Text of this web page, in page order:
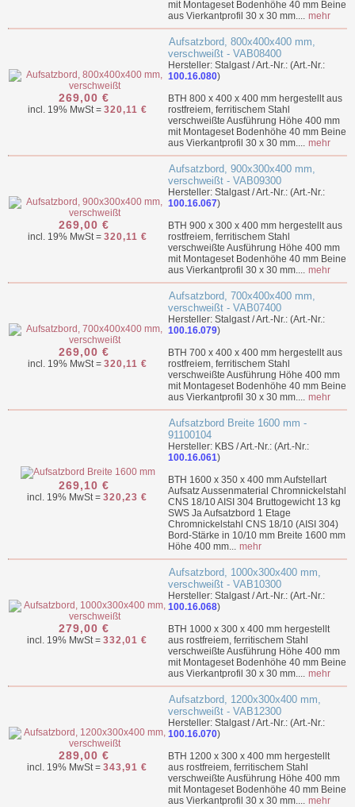
mit Montageset Bodenhöhe 40 mm Beine
aus Vierkantprofil 30 x 30 mm.... mehr
269,00 €
incl. 19% MwSt = 320,11 €
Aufsatzbord, 800x400x400 mm,
verschweißt - VAB08400
Hersteller: Stalgast / Art.-Nr.: (Art.-Nr.:
100.16.080)
BTH 800 x 400 x 400 mm hergestellt aus
rostfreiem, ferritischem Stahl
verschweißte Ausführung Höhe 400 mm
mit Montageset Bodenhöhe 40 mm Beine
aus Vierkantprofil 30 x 30 mm.... mehr
269,00 €
incl. 19% MwSt = 320,11 €
Aufsatzbord, 900x300x400 mm,
verschweißt - VAB09300
Hersteller: Stalgast / Art.-Nr.: (Art.-Nr.:
100.16.067)
BTH 900 x 300 x 400 mm hergestellt aus
rostfreiem, ferritischem Stahl
verschweißte Ausführung Höhe 400 mm
mit Montageset Bodenhöhe 40 mm Beine
aus Vierkantprofil 30 x 30 mm.... mehr
269,00 €
incl. 19% MwSt = 320,11 €
Aufsatzbord, 700x400x400 mm,
verschweißt - VAB07400
Hersteller: Stalgast / Art.-Nr.: (Art.-Nr.:
100.16.079)
BTH 700 x 400 x 400 mm hergestellt aus
rostfreiem, ferritischem Stahl
verschweißte Ausführung Höhe 400 mm
mit Montageset Bodenhöhe 40 mm Beine
aus Vierkantprofil 30 x 30 mm.... mehr
269,10 €
incl. 19% MwSt = 320,23 €
Aufsatzbord Breite 1600 mm -
91100104
Hersteller: KBS / Art.-Nr.: (Art.-Nr.:
100.16.061)
BTH 1600 x 350 x 400 mm Aufstellart
Aufsatz Aussenmaterial Chromnickelstahl
CNS 18/10 AISI 304 Bruttogewicht 13 kg
SWS Ja Aufsatzbord 1 Etage
Chromnickelstahl CNS 18/10 (AISI 304)
Bord-Stärke in 10/10 mm Breite 1600 mm
Höhe 400 mm... mehr
279,00 €
incl. 19% MwSt = 332,01 €
Aufsatzbord, 1000x300x400 mm,
verschweißt - VAB10300
Hersteller: Stalgast / Art.-Nr.: (Art.-Nr.:
100.16.068)
BTH 1000 x 300 x 400 mm hergestellt
aus rostfreiem, ferritischem Stahl
verschweißte Ausführung Höhe 400 mm
mit Montageset Bodenhöhe 40 mm Beine
aus Vierkantprofil 30 x 30 mm.... mehr
289,00 €
incl. 19% MwSt = 343,91 €
Aufsatzbord, 1200x300x400 mm,
verschweißt - VAB12300
Hersteller: Stalgast / Art.-Nr.: (Art.-Nr.:
100.16.070)
BTH 1200 x 300 x 400 mm hergestellt
aus rostfreiem, ferritischem Stahl
verschweißte Ausführung Höhe 400 mm
mit Montageset Bodenhöhe 40 mm Beine
aus Vierkantprofil 30 x 30 mm.... mehr